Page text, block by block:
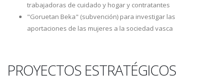
trabajadoras de cuidado y hogar y contratantes
"Goruetan Beka" (subvención) para investigar las
aportaciones de las mujeres a la sociedad vasca
PROYECTOS ESTRATÉGICOS